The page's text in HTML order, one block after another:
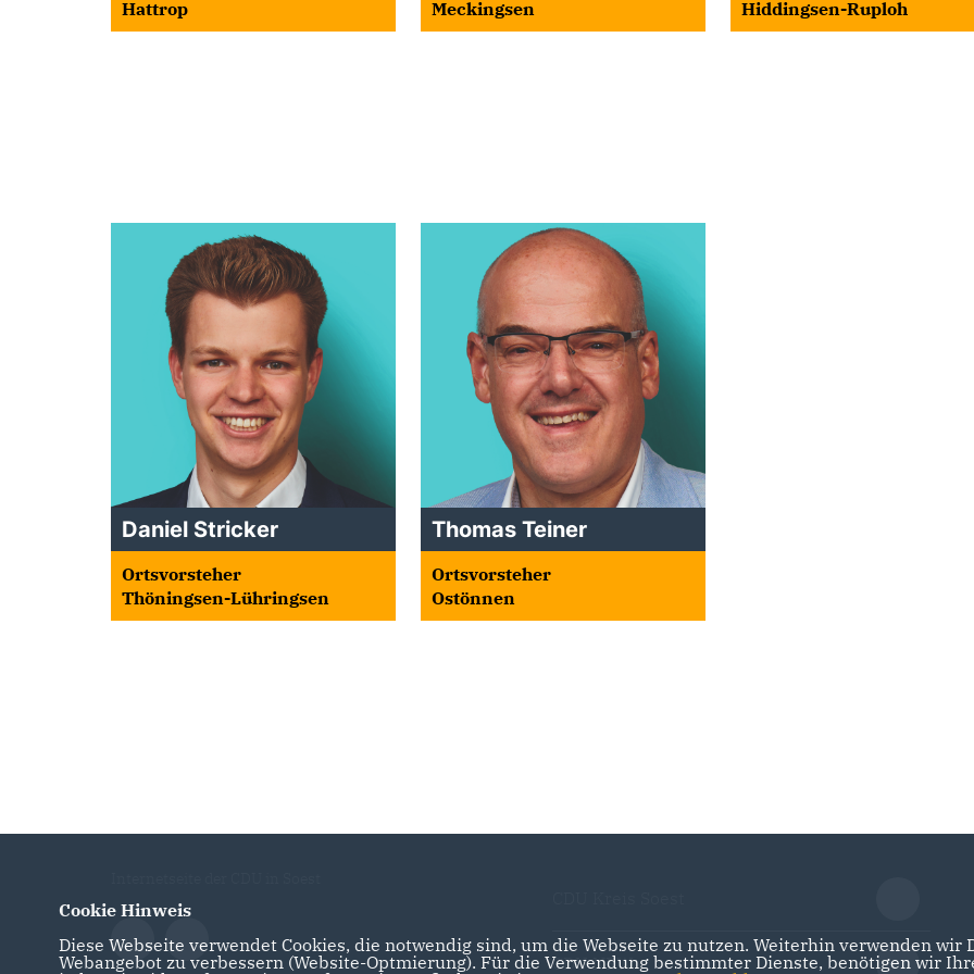
Hattrop
Meckingsen
Hiddingsen-Ruploh
Daniel Stricker
Ortsvorsteher
Thöningsen-Lühringsen
Thomas Teiner
Ortsvorsteher
Ostönnen
CDU NRW
Cookie Hinweis
Diese Webseite verwendet Cookies, die notwendig sind, um die Webseite zu nutzen. Weiterhin verwenden
Webangebot zu verbessern (Website-Optmierung). Für die Verwendung bestimmter Dienste, benötigen wir